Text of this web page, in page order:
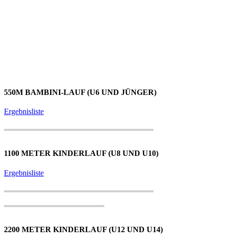
550M BAMBINI-LAUF (U6 UND JÜNGER)
Ergebnisliste
1100 METER KINDERLAUF (U8 UND U10)
Ergebnisliste
2200 METER KINDERLAUF (U12 UND U14)